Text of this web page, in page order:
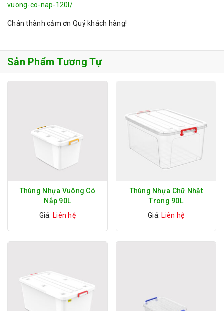
vuong-co-nap-120l/
Chân thành cảm ơn Quý khách hàng!
Sản Phẩm Tương Tự
Thùng Nhựa Vuông Có
Nắp 90L
Giá: Liên hệ
Thùng Nhựa Chữ Nhật
Trong 90L
Giá: Liên hệ